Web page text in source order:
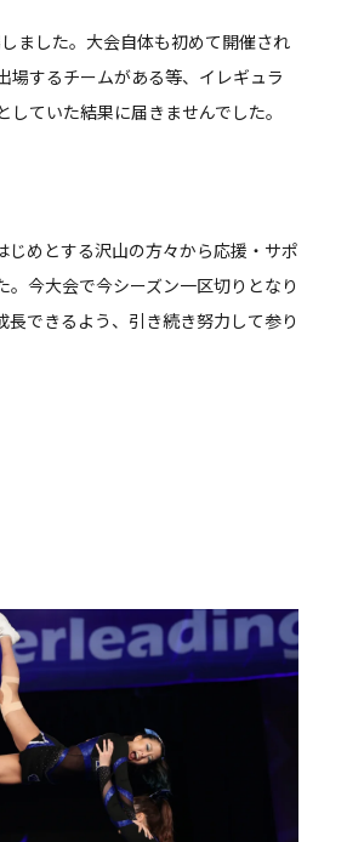
ました。大会自体も初めて開催され
場するチームがある等、イレギュラ
ていた結果に届きませんでした。
めとする沢山の方々から応援・サポ
今大会で今シーズン一区切りとなり
できるよう、引き続き努力して参り